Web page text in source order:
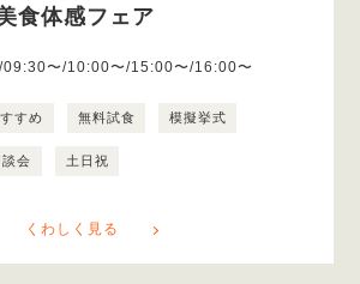
食体感フェア
〜/10:00〜/15:00〜/16:00〜
すめ 無料試食 模擬挙式
談会 土日祝
くわしく見る